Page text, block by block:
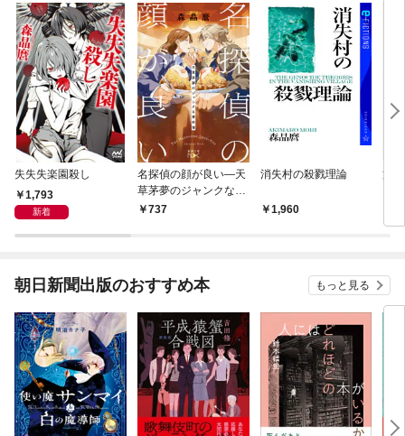
失失失楽園殺し
1,793
新着
名探偵の顔が良い—天
草茅夢のジャンクな事
件簿—（新潮文庫ne
737
消失村の殺戮理論
1,960
旅
朝日新聞出版のおすすめ本 もっと見る